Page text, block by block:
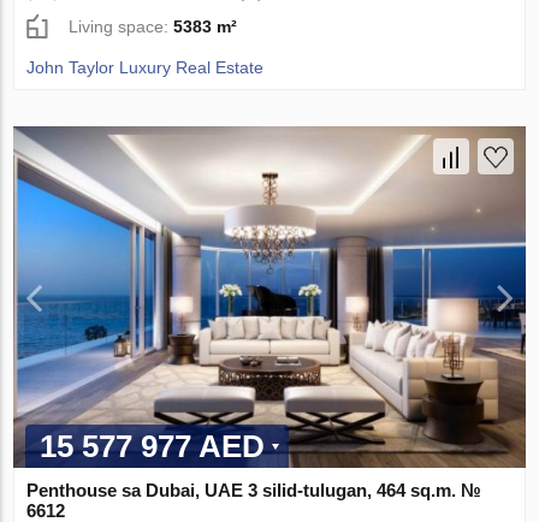
Living space:5383 m²
John Taylor Luxury Real Estate
15 577 977 AED
Penthouse sa Dubai, UAE 3 silid-tulugan, 464 sq.m. №
6612